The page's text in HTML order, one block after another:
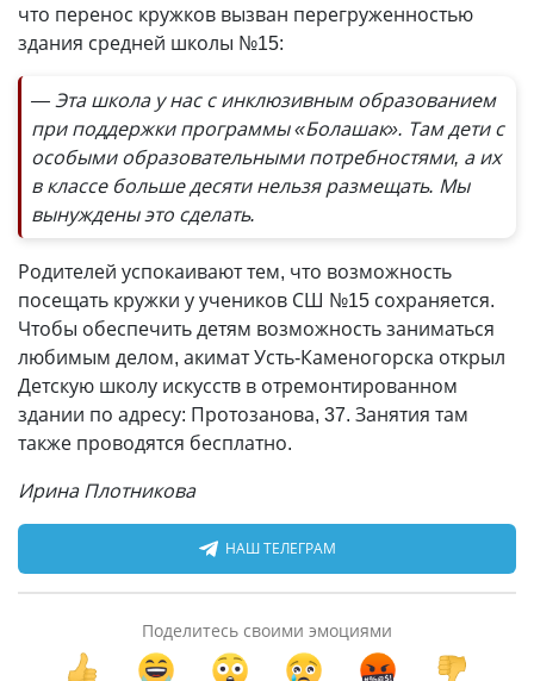
что перенос кружков вызван перегруженностью
здания средней школы №15:
— Эта школа у нас с инклюзивным образованием
при поддержки программы «Болашак». Там дети с
особыми образовательными потребностями, а их
в классе больше десяти нельзя размещать. Мы
вынуждены это сделать.
Родителей успокаивают тем, что возможность
посещать кружки у учеников СШ №15 сохраняется.
Чтобы обеспечить детям возможность заниматься
любимым делом, акимат Усть-Каменогорска открыл
Детскую школу искусств в отремонтированном
здании по адресу: Протозанова, 37. Занятия там
также проводятся бесплатно.
Ирина Плотникова
НАШ ТЕЛЕГРАМ
Поделитесь своими эмоциями